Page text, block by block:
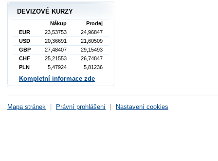
DEVIZOVÉ KURZY
Nákup
Prodej
EUR
23,53753
24,96847
USD
20,36691
21,60509
GBP
27,48407
29,15493
CHF
25,21553
26,74847
PLN
5,47924 5,81236
Kompletní informace zde
Mapa stránek Právní prohlášení Nastavení cookies